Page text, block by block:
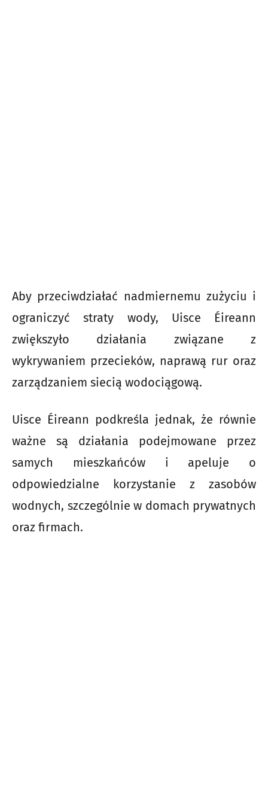
Aby przeciwdziałać nadmiernemu zużyciu i
ograniczyć straty wody, Uisce Éireann
zwiększyło działania związane z
wykrywaniem przecieków, naprawą rur oraz
zarządzaniem siecią wodociągową.
Uisce Éireann podkreśla jednak, że równie
ważne są działania podejmowane przez
samych mieszkańców i apeluje o
odpowiedzialne korzystanie z zasobów
wodnych, szczególnie w domach prywatnych
oraz firmach.